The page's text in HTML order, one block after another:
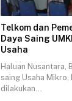
Telkom dan
Daya Saing
Usaha
Haluan Nusantara,
saing Usaha Mikro,
dilakukan…